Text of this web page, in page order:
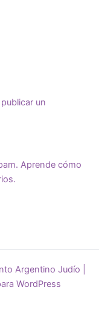
un
Aprende cómo
Argentino Judío |
WordPress